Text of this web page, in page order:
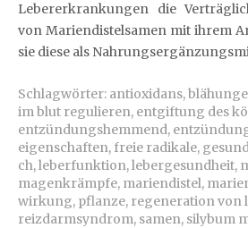
Lebererkrankungen die
von Mariendistelsamen mit ihrem
sie diese als
Schlagwörter: antioxidans,
im blut regulieren, entgiftung des
entzündungshemmend,
eigenschaften, freie radikale,
ch,leberfunktion,lebergesundheit,
magenkrämpfe, mariendistel,
wirkung, pflanze, regeneration von
reizdarmsyndrom, samen, silybum